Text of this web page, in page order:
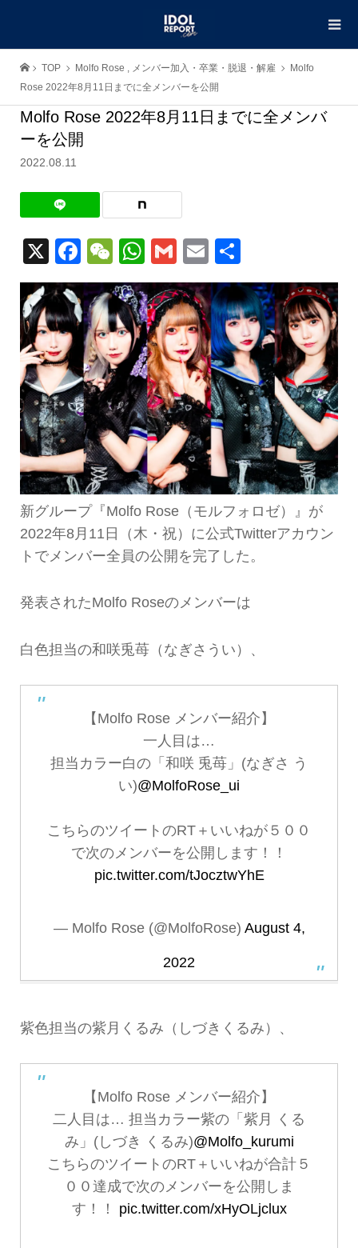
TOP Molfo Rose , メンバー加入・卒業・脱退・解雇
Molfo
Rose 2022年8月11日までに全メンバーを公開
Molfo Rose 2022年8月11日までに全メンバ
ーを公開
2022.08.11
X Facebook
WeChat
WhatsApp
GmailEmail
有
新グループ『Molfo Rose（モルフォロゼ）』が
2022年8月11日（木・祝）に公式Twitterアカウン
トでメンバー全員の公開を完了した。
発表されたMolfo Roseのメンバーは
白色担当の和咲兎苺（なぎさうい）、
【Molfo Rose メンバー紹介】
一人目は…
担当カラー白の「和咲 兎苺」(なぎさ う
い)@MolfoRose_ui
こちらのツイートのRT＋いいねが５００
で次のメンバーを公開します！！
pic.twitter.com/tJocztwYhE
— Molfo Rose (@MolfoRose) August 4,
2022
紫色担当の紫月くるみ（しづきくるみ）、
【Molfo Rose メンバー紹介】
二人目は… 担当カラー紫の「紫月 くる
み」(しづき くるみ)@Molfo_kurumi
こちらのツイートのRT＋いいねが合計５
００達成で次のメンバーを公開しま
す！！ pic.twitter.com/xHyOLjclux